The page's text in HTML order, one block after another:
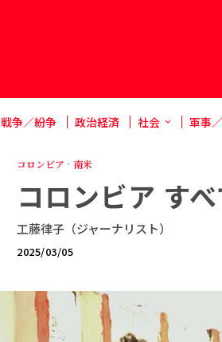
戦争／紛争 政治経済 社会 軍事
コロンビア · 南米
コロンビア す
工藤律子（ジャーナリスト）
2025/03/05